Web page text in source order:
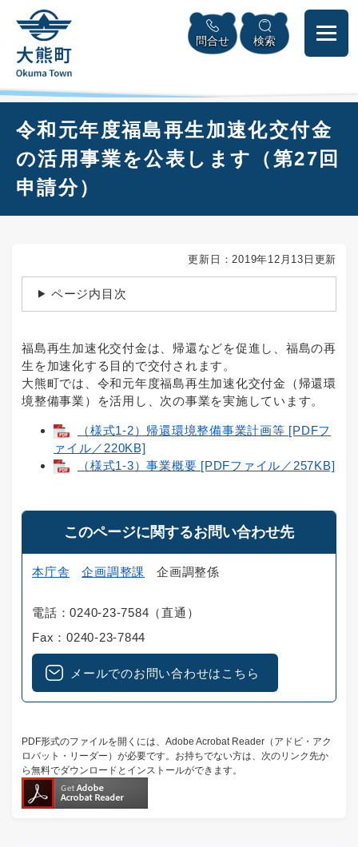
頭
メニューを飛ばして本文へ
問合せ 検索
令和元年度福島再生加速化交付金
の活用事業を公表します（第27回
申請分）
更新日：2019年12月13日更新
ページ内目次
福島再生加速化交付金は、帰還などを促進し、福島の再
生を加速化する目的で交付されます。
大熊町では、令和元年度福島再生加速化交付金（帰還環
境整備事業）を活用し、次の事業を実施しています。
（様式1-2）帰還環境整備事業計画等 [PDFフ
ァイル／220KB]
（様式1-3）事業概要 [PDFファイル／257KB]
このページに関するお問い合わせ先
本庁舎 企画調整課 企画調整係
電話：0240-23-7584（直通）
Fax：0240-23-7844
メールでのお問い合わせはこちら
PDF形式のファイルを開くには、Adobe Acrobat Reader（アドビ・アク
ロバット・リーダー）が必要です。お持ちでない方は、次のリンク先か
ら無料でダウンロードとインストールができます。